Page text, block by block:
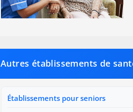
Autres établissements de
Établissements pour seniors